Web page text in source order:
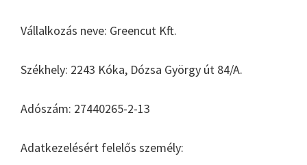
Vállalkozás neve: Greencut Kft.
Székhely: 2243 Kóka, Dózsa György út 84/A.
Adószám: 27440265-2-13
Adatkezelésért felelős személy: